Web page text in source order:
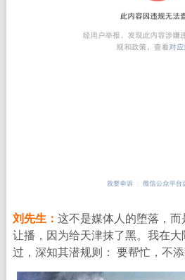
刘先生： 这不是媒体人的堕落，
让播， 因为给天津抹了黑。我在
过，深知其潜规则： 要帮忙，不添